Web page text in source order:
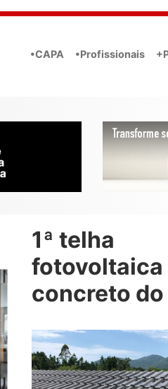
•CAPA •Profissionais
1ª telha
fotovoltaica
concreto do